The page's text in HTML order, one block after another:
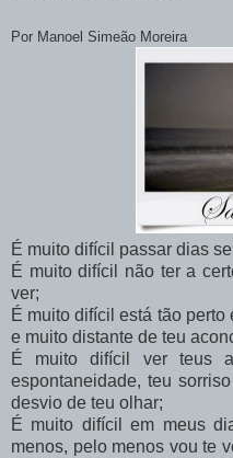
Por Manoel Simeão Moreira
É muito difícil passar dias
É muito difícil não ter a
ver;
É muito difícil está tão perto
e muito distante de teu
É muito difícil ver teus
espontaneidade, teu
desvio de teu olhar;
É muito difícil em meus
menos, pelo menos vou te